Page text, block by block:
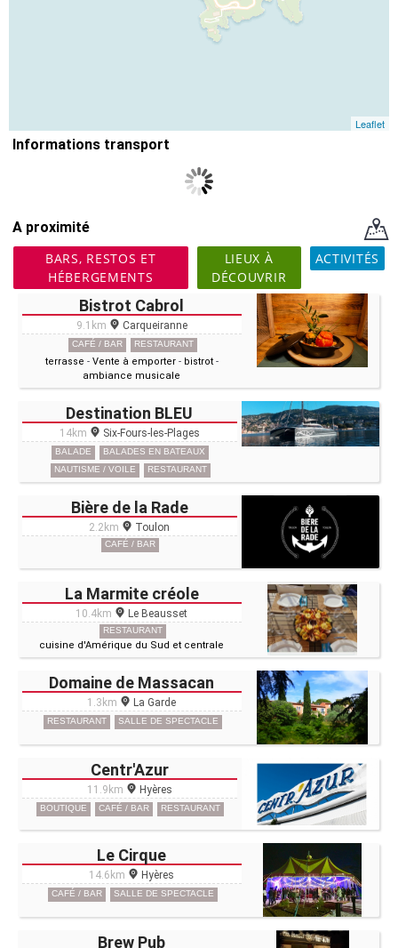
Leaflet
Informations transport
A proximité
BARS, RESTOS ET
HÉBERGEMENTS
LIEUX À
DÉCOUVRIR
ACTIVITÉS
Bistrot Cabrol
9.1km Carqueiranne
CAFÉ / BAR RESTAURANT
terrasse - Vente à emporter - bistrot -
ambiance musicale
Destination BLEU
14km Six-Fours-les-Plages
BALADE
BALADES EN BATEAUX
NAUTISME / VOILE
RESTAURANT
Bière de la Rade
2.2km Toulon
CAFÉ / BAR
La Marmite créole
10.4km Le Beausset
RESTAURANT
cuisine d'Amérique du Sud et centrale
Domaine de Massacan
1.3km La Garde
RESTAURANT SALLE DE SPECTACLE
Centr'Azur
11.9km Hyères
BOUTIQUE CAFÉ / BAR RESTAURANT
Le Cirque
14.6km Hyères
CAFÉ / BAR SALLE DE SPECTACLE
Brew Pub